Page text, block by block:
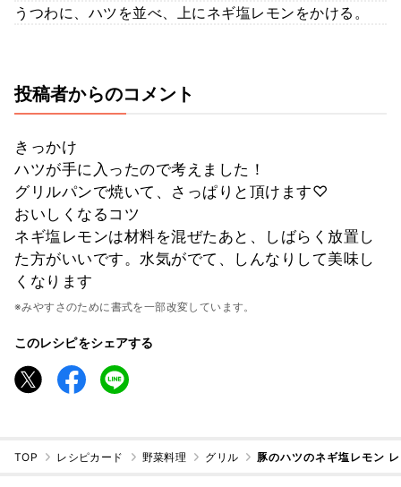
うつわに、ハツを並べ、上にネギ塩レモンをかける。
投稿者からのコメント
きっかけ
ハツが手に入ったので考えました！
グリルパンで焼いて、さっぱりと頂けます♡
おいしくなるコツ
ネギ塩レモンは材料を混ぜたあと、しばらく放置し
た方がいいです。水気がでて、しんなりして美味し
くなります
※みやすさのために書式を一部改変しています。
このレシピをシェアする
TOP レシピカード 野菜料理 グリル 豚のハツのネギ塩レモン